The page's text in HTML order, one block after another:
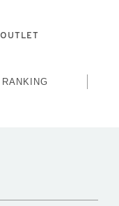
OUTLET
RANKING